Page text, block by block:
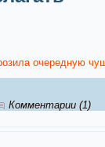
очередную
Комментарии (1)